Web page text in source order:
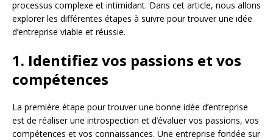
processus complexe et intimidant. Dans cet article, nous allons
explorer les différentes étapes à suivre pour trouver une idée
d’entreprise viable et réussie.
1. Identifiez vos passions et vos
compétences
La première étape pour trouver une bonne idée d’entreprise
est de réaliser une introspection et d’évaluer vos passions, vos
compétences et vos connaissances. Une entreprise fondée sur